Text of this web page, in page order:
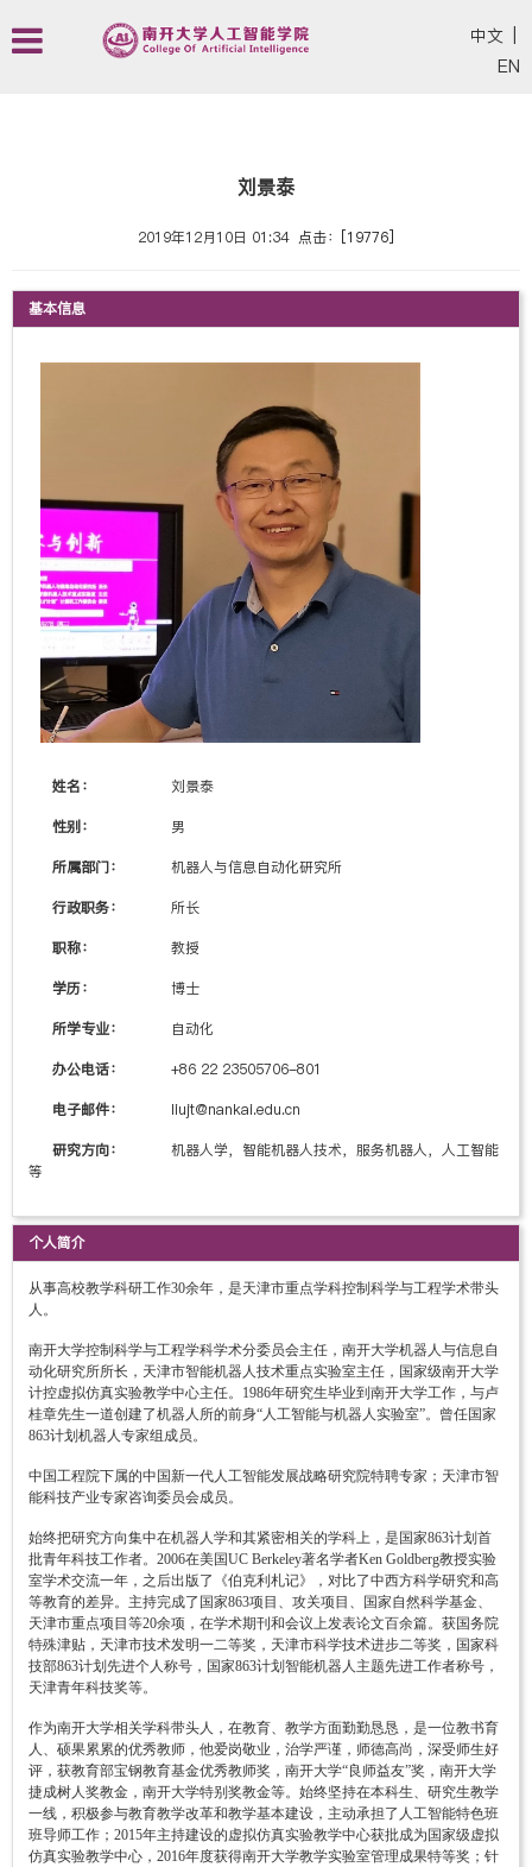
中文
EN
刘景泰
2019年12月10日 01:34 点击：[19776]
基本信息
姓名：
刘景泰
性别：
男
所属部门：
机器人与信息自动化研究所
行政职务：
所长
职称：
教授
学历：
博士
所学专业：
自动化
办公电话：
+86 22 23505706-801
电子邮件：
liujt@nankai.edu.cn
研究方向：
机器人学，智能机器人技术，服务机器人，人工智能
等
个人简介
从事高校教学科研工作30余年，是天津市重点学科控制科学与工程学术带头
人。
南开大学控制科学与工程学科学术分委员会主任，南开大学机器人与信息自
动化研究所所长，天津市智能机器人技术重点实验室主任，国家级南开大学
计控虚拟仿真实验教学中心主任。1986年研究生毕业到南开大学工作，与卢
桂章先生一道创建了机器人所的前身“人工智能与机器人实验室”。曾任国家
863计划机器人专家组成员。
中国工程院下属的中国新一代人工智能发展战略研究院特聘专家；天津市智
能科技产业专家咨询委员会成员。
始终把研究方向集中在机器人学和其紧密相关的学科上，是国家863计划首
批青年科技工作者。2006在美国UC Berkeley著名学者Ken Goldberg教授实验
室学术交流一年，之后出版了《伯克利札记》，对比了中西方科学研究和高
等教育的差异。主持完成了国家863项目、攻关项目、国家自然科学基金、
天津市重点项目等20余项，在学术期刊和会议上发表论文百余篇。获国务院
特殊津贴，天津市技术发明一二等奖，天津市科学技术进步二等奖，国家科
技部863计划先进个人称号，国家863计划智能机器人主题先进工作者称号，
天津青年科技奖等。
作为南开大学相关学科带头人，在教育、教学方面勤勤恳恳，是一位教书育
人、硕果累累的优秀教师，他爱岗敬业，治学严谨，师德高尚，深受师生好
评，获教育部宝钢教育基金优秀教师奖，南开大学“良师益友”奖，南开大学
捷成树人奖教金，南开大学特别奖教金等。始终坚持在本科生、研究生教学
一线，积极参与教育教学改革和教学基本建设，主动承担了人工智能特色班
班导师工作；2015年主持建设的虚拟仿真实验教学中心获批成为国家级虚拟
仿真实验教学中心，2016年度获得南开大学教学实验室管理成果特等奖；针